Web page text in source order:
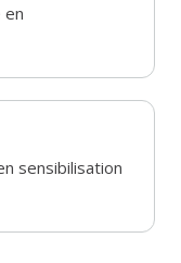
en
sensibilisation